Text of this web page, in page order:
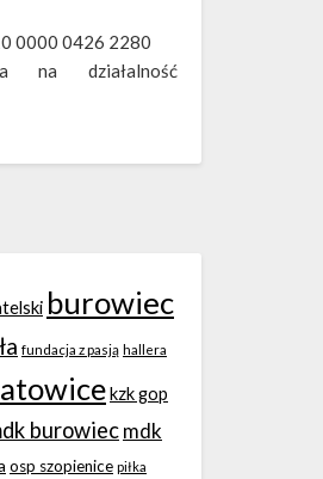
0000 0426 2280
na działalność
burowiec
fundacja z pasją hallera
kzk gop
burowiecmdk
osp szopienice piłka